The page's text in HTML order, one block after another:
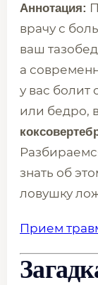
Аннотация:
врачу с
ваш
а
у вас болит
или бедро,
знать об
ловушку
Прием